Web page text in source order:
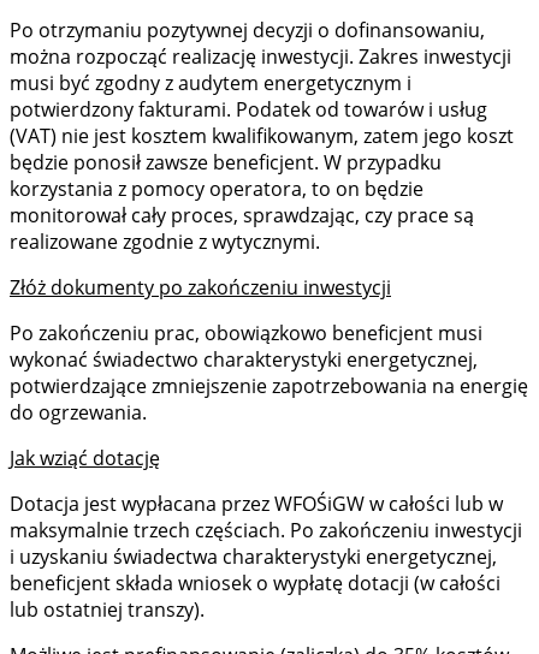
Po otrzymaniu pozytywnej decyzji o dofinansowaniu,
można rozpocząć realizację inwestycji. Zakres inwestycji
musi być zgodny z audytem energetycznym i
potwierdzony fakturami. Podatek od towarów i usług
(VAT) nie jest kosztem kwalifikowanym, zatem jego koszt
będzie ponosił zawsze beneficjent. W przypadku
korzystania z pomocy operatora, to on będzie
monitorował cały proces, sprawdzając, czy prace są
realizowane zgodnie z wytycznymi.
Złóż dokumenty po zakończeniu inwestycji
Po zakończeniu prac, obowiązkowo beneficjent musi
wykonać świadectwo charakterystyki energetycznej,
potwierdzające zmniejszenie zapotrzebowania na energię
do ogrzewania.
Jak wziąć dotację
Dotacja jest wypłacana przez WFOŚiGW w całości lub w
maksymalnie trzech częściach. Po zakończeniu inwestycji
i uzyskaniu świadectwa charakterystyki energetycznej,
beneficjent składa wniosek o wypłatę dotacji (w całości
lub ostatniej transzy).